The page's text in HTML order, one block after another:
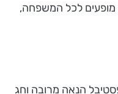
מופעים לכל המשפחה,
הנאה מרובה וחג